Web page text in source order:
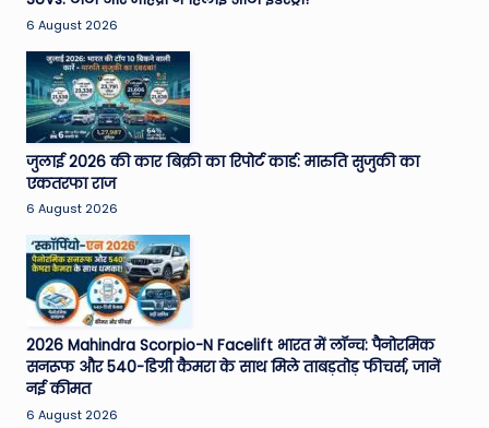
N
e
w
s
A
ro
u
n
d
T
h
e
6 August 2026
जुलाई 2026 की कार बिक्री का रिपोर्ट कार्ड: मारुति सुजुकी का
एकतरफा राज
6 August 2026
2026 Mahindra Scorpio-N Facelift भारत में लॉन्च: पैनोरमिक
सनरूफ और 540-डिग्री कैमरा के साथ मिले ताबड़तोड़ फीचर्स, जानें
नई कीमत
6 August 2026